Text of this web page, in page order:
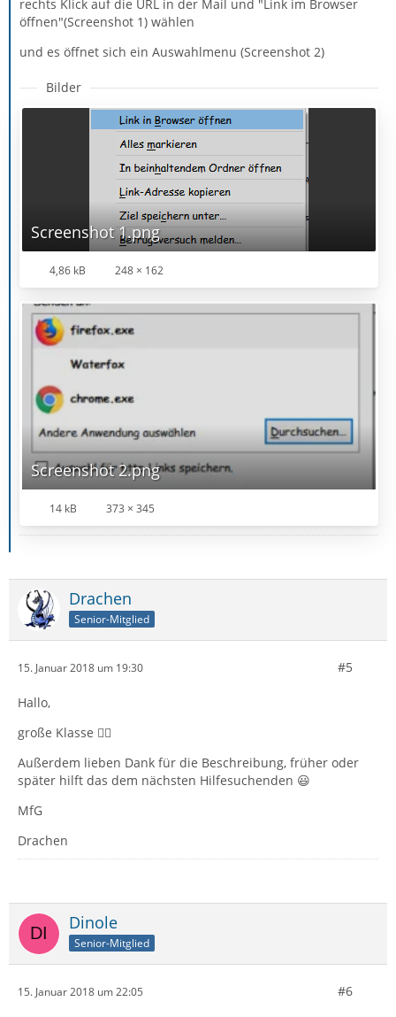
rechts Klick auf die URL in der Mail und "Link im Browser
öffnen"(Screenshot 1) wählen
und es öffnet sich ein Auswahlmenu (Screenshot 2)
Bilder
Screenshot 1.png
4,86 kB 248 × 162
Screenshot 2.png
14 kB 373 × 345
Drachen
Senior-Mitglied
15. Januar 2018 um 19:30 #5
Hallo,
große Klasse 👍🏻
Außerdem lieben Dank für die Beschreibung, früher oder
später hilft das dem nächsten Hilfesuchenden 😃
MfG
Drachen
Dinole
Senior-Mitglied
15. Januar 2018 um 22:05 #6